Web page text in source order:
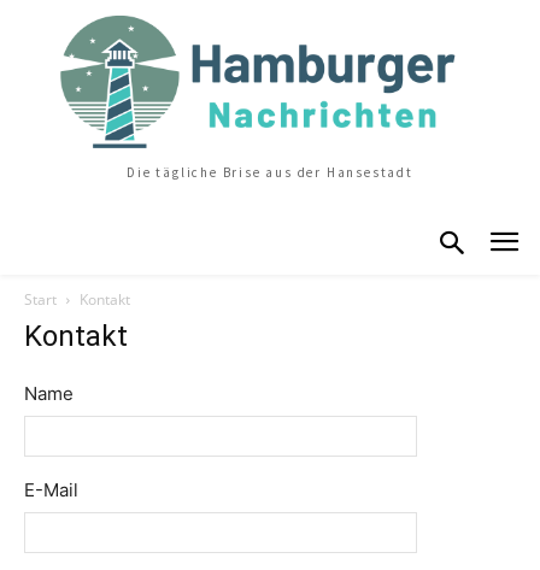
Die tägliche Brise aus der Hansestadt
Start Kontakt
Kontakt
Name
E-Mail